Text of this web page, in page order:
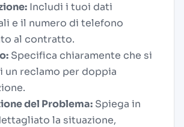
Includi i tuoi dati
e il numero di telefono
al contratto.
Specifica chiaramente che si
un reclamo per doppia
del Problema: Spiega in
la situazione,